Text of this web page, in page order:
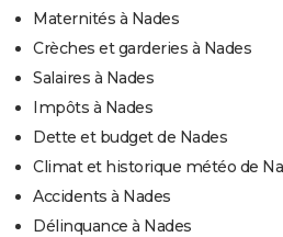
Maternités à Nades
Crèches et garderies à Nades
Salaires à Nades
Impôts à Nades
Dette et budget de Nades
Climat et historique météo de
Accidents à Nades
Délinquance à Nades